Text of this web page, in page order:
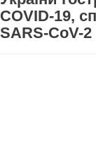
COVID-19,
SARS-CoV-2